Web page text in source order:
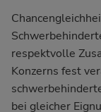
respektvolle
Konzerns fest
bei gleicher